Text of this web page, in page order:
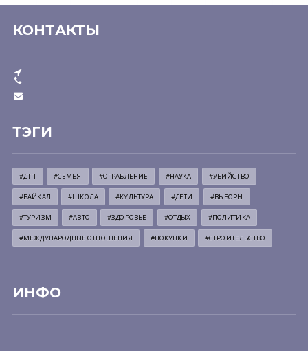
КОНТАКТЫ
ТЭГИ
#ДТП #СЕМЬЯ #ОГРАБЛЕНИЕ #НАУКА #УБИЙСТВО
#БАЙКАЛ #ШКОЛА #КУЛЬТУРА #ДЕТИ #ВЫБОРЫ
#ТУРИЗМ #АВТО #ЗДОРОВЬЕ #ОТДЫХ #ПОЛИТИКА
#МЕЖДУНАРОДНЫЕ ОТНОШЕНИЯ #ПОКУПКИ #СТРОИТЕЛЬСТВО
ИНФО